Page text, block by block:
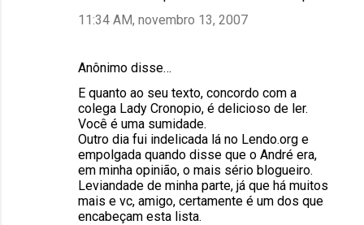
11:34 AM, novembro 13, 2007
Anônimo disse…
E quanto ao seu texto, concordo com a
colega Lady Cronopio, é delicioso de ler.
Você é uma sumidade.
Outro dia fui indelicada lá no Lendo.org e
empolgada quando disse que o André era,
em minha opinião, o mais sério blogueiro.
Leviandade de minha parte, já que há muitos
mais e vc, amigo, certamente é um dos que
encabeçam esta lista.